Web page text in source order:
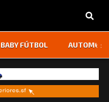
BABY FÚTBOL ‹ ›